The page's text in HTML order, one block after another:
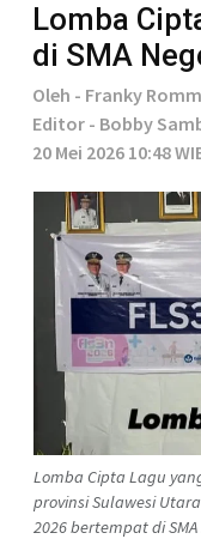
Lomba
di SMA
Oleh - Franky
Editor - Bobby
20 Mei 2026 10:48
Lomba Cipta Lagu
provinsi Sulawesi
2026 bertempat di